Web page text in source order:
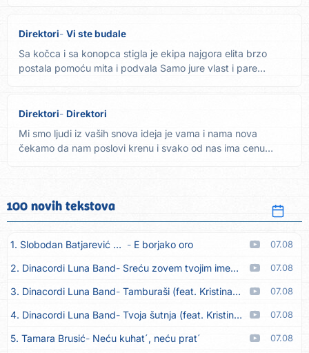
Direktori Vi ste budale
Sa kočca i sa konopca stigla je ekipa najgora elita brzo
postala pomoću mita i podvala Samo jure vlast i pare
Direktori Direktori
Mi smo ljudi iz vaših snova ideja je vama i nama nova
čekamo da nam poslovi krenu i svako od nas ima cenu
100 novih tekstova
1. Slobodan Batjarević Čobe E borjako oro 07.08
2. Dinacordi Luna Band Sreću zovem tvojim imenom (feat. Kristina Smetko) 07.08
3. Dinacordi Luna Band Tamburaši (feat. Kristina Smetko) 07.08
4. Dinacordi Luna Band Tvoja šutnja (feat. Kristina Smetko) 07.08
5. Tamara Brusić Neću kuhat´, neću prat´ 07.08